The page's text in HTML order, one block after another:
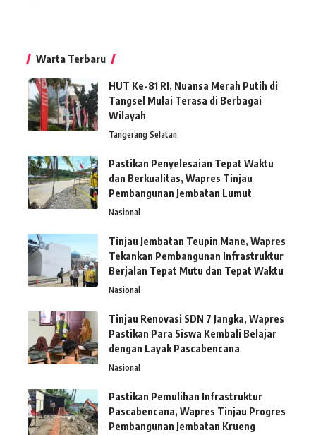
Warta Terbaru
HUT Ke-81 RI, Nuansa Merah Putih di
Tangsel Mulai Terasa di Berbagai
Wilayah
Tangerang Selatan
Pastikan Penyelesaian Tepat Waktu
dan Berkualitas, Wapres Tinjau
Pembangunan Jembatan Lumut
Nasional
Tinjau Jembatan Teupin Mane, Wapres
Tekankan Pembangunan Infrastruktur
Berjalan Tepat Mutu dan Tepat Waktu
Nasional
Tinjau Renovasi SDN 7 Jangka, Wapres
Pastikan Para Siswa Kembali Belajar
dengan Layak Pascabencana
Nasional
Pastikan Pemulihan Infrastruktur
Pascabencana, Wapres Tinjau Progres
Pembangunan Jembatan Krueng